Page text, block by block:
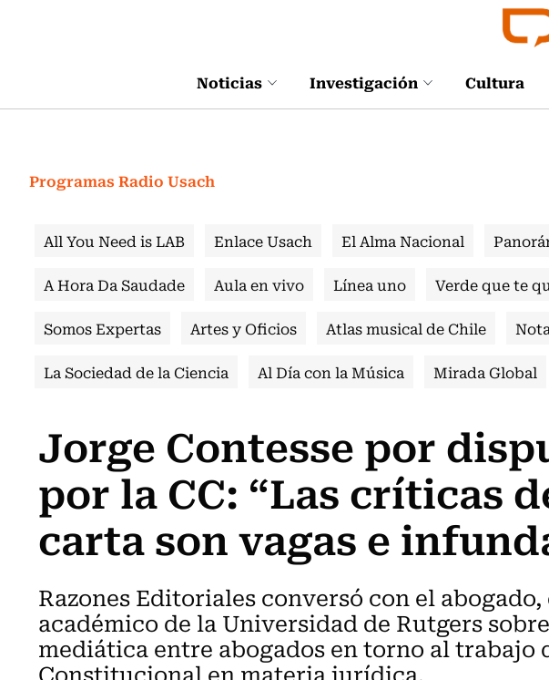
Noticias Investigación Cultura
Programas Radio Usach
All You Need is LAB Enlace Usach El Alma Nacional
A Hora Da Saudade
Aula en vivo Línea uno Verde que te
Somos Expertas
Artes y Oficios Atlas musical de Chile
La Sociedad de la Ciencia
Al Día con la Música Mirada Global
Jorge Contesse por
por la CC: “Las críticas
carta son vagas e
Razones Editoriales conversó con el
académico de la Universidad de Rutgers
mediática entre abogados en torno al trabajo
Constitucional en materia jurídica.